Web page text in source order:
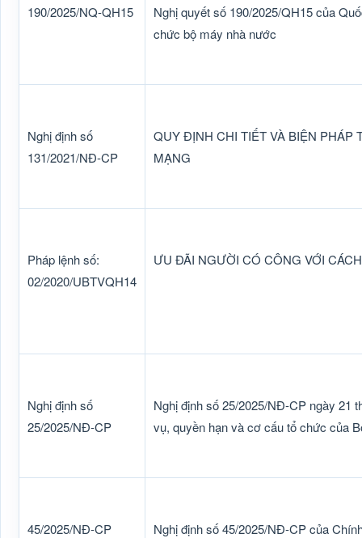
190/2025/NQ-QH15
Nghị quyết số 190/2025/QH15 của
chức bộ máy nhà nước
Nghị định số
131/2021/NĐ-CP
QUY ĐỊNH CHI TIẾT VÀ BIỆN PHÁP
MẠNG
Pháp lệnh số:
02/2020/UBTVQH14
ƯU ĐÃI NGƯỜI CÓ CÔNG VỚI
Nghị định số
25/2025/NĐ-CP
Nghị định số 25/2025/NĐ-CP ngày 21
vụ, quyền hạn và cơ cấu tổ chức của
45/2025/NĐ-CP
Nghị định số 45/2025/NĐ-CP của